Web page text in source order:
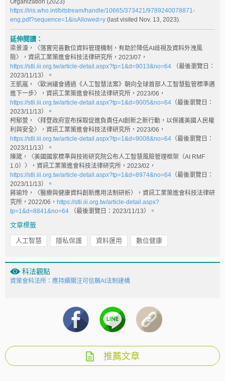
https://iris.who.int/bitstream/handle/10665/373421/9789240078871-
eng.pdf?sequence=1&isAllowed=y (last visited Nov. 13, 2023).
延伸閱讀：
梁景濠，〈落實完善數位資料管理機制，有助於降低AI歧視及資料外洩風
險〉，資訊工業策進會科技法律研究所，2023/07，
https://stli.iii.org.tw/article-detail.aspx?tp=1&d=9013&no=64 （最後瀏覽日：
2023/11/13）。
王凱嵐，〈歐洲議會通過《人工智慧法案》朝向全球首部人工智慧監管標準邁
進下一步〉，資訊工業策進會科技法律研究所，2023/06，
https://stli.iii.org.tw/article-detail.aspx?tp=1&d=9005&no=64 （最後瀏覽日：
2023/11/13）。
柯郁萱，〈拜登政府宣布採取促進負責任AI創新之新行動，以保護美國人民權
利與安全〉，資訊工業策進會科技法律研究所，2023/06，
https://stli.iii.org.tw/article-detail.aspx?tp=1&d=9008&no=64 （最後瀏覽日：
2023/11/13）。
陳箴，〈美國國家標準與技術研究院公布人工智慧風險管理框架（AI RMF
1.0）〉，資訊工業策進會科技法律研究所，2023/02，
https://stli.iii.org.tw/article-detail.aspx?tp=1&d=8974&no=64 （最後瀏覽日：
2023/11/13）。
蔣瑜玲，〈醫療與健康資料創新應用法制研析〉，資訊工業策進會科技法律研
究所，2022/06， https://stli.iii.org.tw/article-detail.aspx?
tp=1&d=8841&no=64 （最後瀏覽日：2023/11/13）。
文章標籤
人工智慧 隱私保護 資料運用 數位健康
科法觀點
資策會科法所：應持續關注可信賴AI法制建構
推薦文章